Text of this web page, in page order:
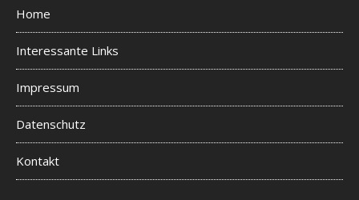
Home
Interessante Links
Impressum
Datenschutz
Kontakt